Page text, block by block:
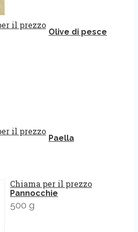
il prezzo
Olive di pesce
il prezzo
Paella
Chiama per il prezzo
Pannocchie
500 g